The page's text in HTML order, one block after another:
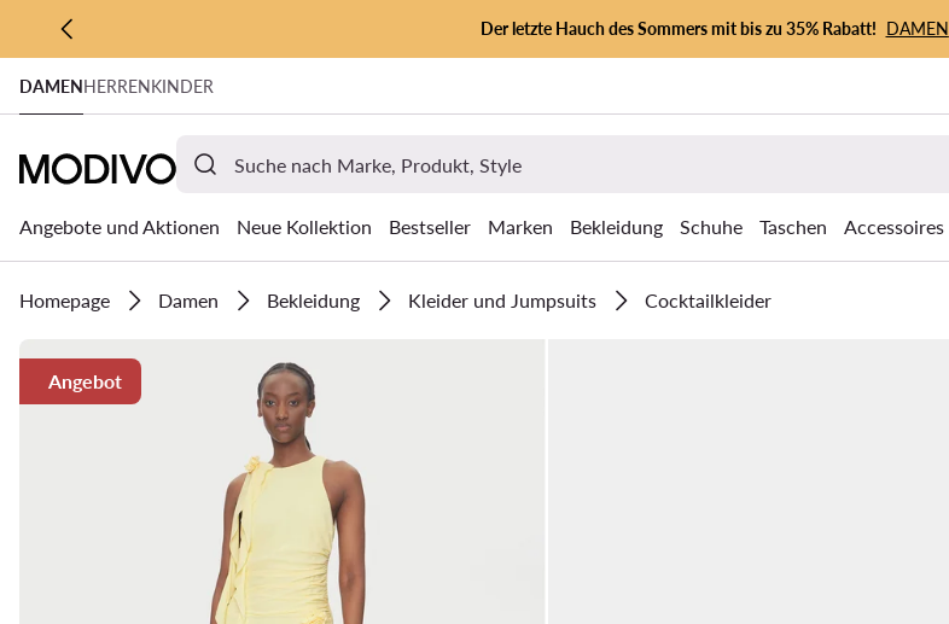
ZUM HAUPTINHALT SPRINGEN
ZUR SUCHE
Der letzte Hauch des Sommers mit bis zu 35% Rabatt! DAMEN
DAMENHERRENKINDER
Angebote und Aktionen Neue Kollektion Bestseller Marken Bekleidung Schuhe Taschen Accessoires
Homepage Damen Bekleidung Kleider und Jumpsuits Cocktailkleider
Angebot